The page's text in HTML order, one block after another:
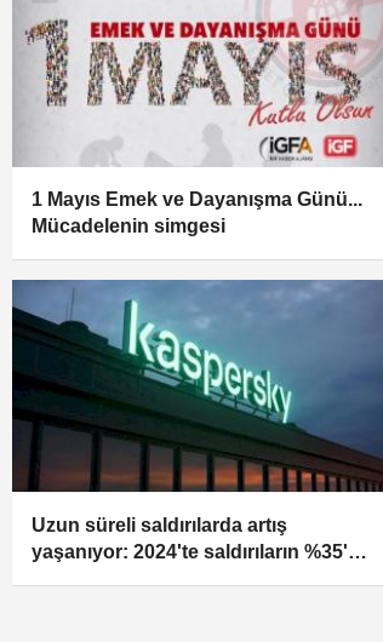
1 Mayıs Emek ve Dayanışma Günü...
Mücadelenin simgesi
Uzun süreli saldırılarda artış
yaşanıyor: 2024'te saldırıların %35'i